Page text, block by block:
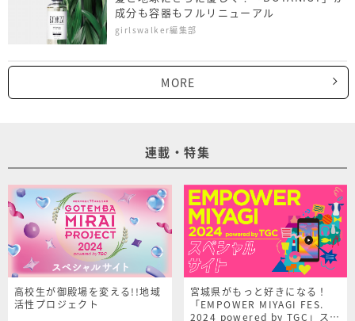
成分も容器もフルリニューアル
girlswalker編集部
MORE
連載・特集
高校生が御殿場を変える!!地域
活性プロジェクト
宮城県がもっと好きになる！
「EMPOWER MIYAGI FES.
2024 powered by TGC」スペ